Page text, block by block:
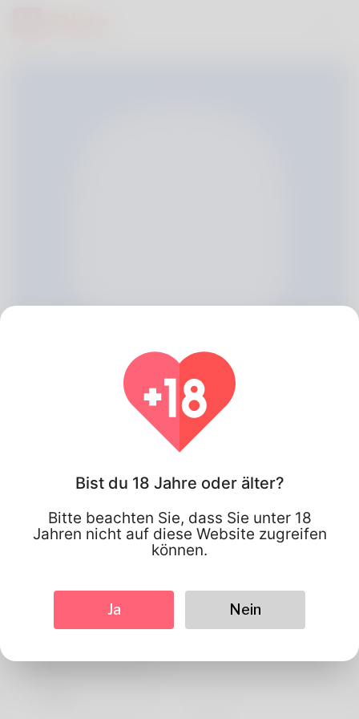
Bist du 18 Jahre oder älter?
Bitte beachten Sie, dass Sie unter 18
Jahren nicht auf diese Website zugreifen
können.
Ja Nein
Kauan kauan
Profil Information